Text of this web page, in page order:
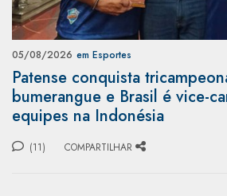
05/08/2026 em Esportes
Patense conquista
bumerangue e Brasil é vice-
equipes na Indonésia
(11) COMPARTILHAR